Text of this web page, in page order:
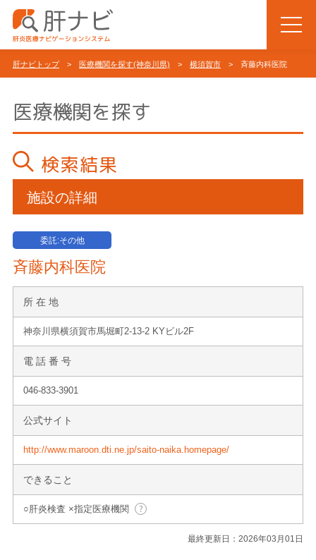
肝ナビトップ> 医療機関を探す(神奈川県) > 横須賀市 > 斉藤内科医院
医療機関を探す
検索結果
施設の詳細
委託:その他
斉藤内科医院
所 在 地
神奈川県横須賀市馬堀町2-13-2 KYビル2F
電 話 番 号
046-833-3901
公式サイト
http://www.maroon.dti.ne.jp/saito-naika.homepage/
できること
○肝炎検査 ×指定医療機関
最終更新日：2026年03月01日